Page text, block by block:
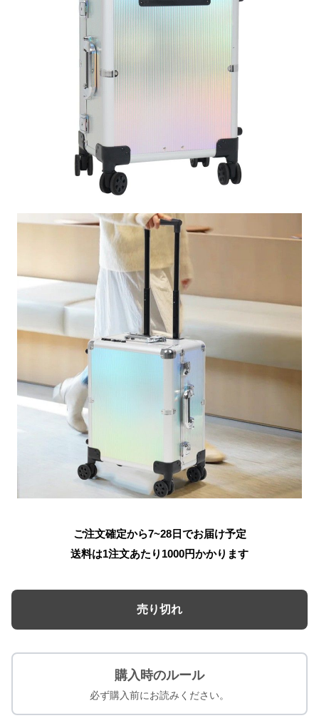
ご注文確定から7~28日でお届け予定
送料は1注文あたり 1000円かかります
売り切れ
購入時のルール
必ず購入前にお読みください。